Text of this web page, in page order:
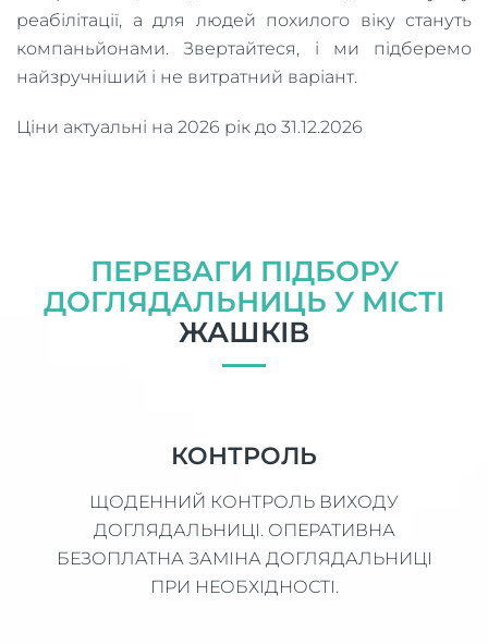
реабілітації, а для людей похилого віку стануть
компаньйонами. Звертайтеся, і ми підберемо
найзручніший і не витратний варіант.
Ціни актуальні на 2026 рік до 31.12.2026
ПЕРЕВАГИ ПІДБОРУ
ДОГЛЯДАЛЬНИЦЬ У МІСТІ
ЖАШКІВ
КОНТРОЛЬ
ЩОДЕННИЙ КОНТРОЛЬ ВИХОДУ
ДОГЛЯДАЛЬНИЦІ. ОПЕРАТИВНА
БЕЗОПЛАТНА ЗАМІНА ДОГЛЯДАЛЬНИЦІ
ПРИ НЕОБХІДНОСТІ.